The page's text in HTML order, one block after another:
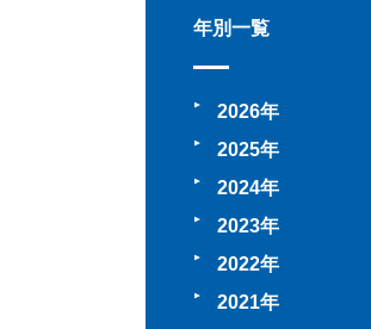
年別一覧
2026
2025
2024
2023
2022
2021